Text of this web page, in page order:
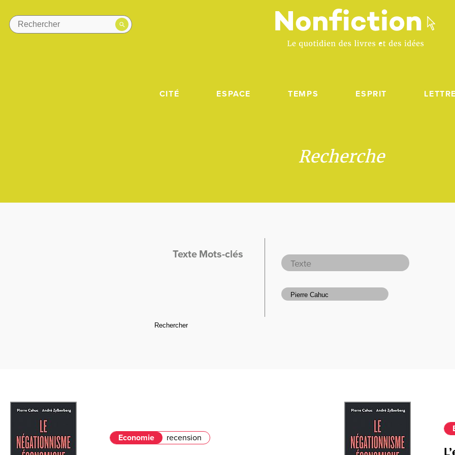
CITÉ ESPACE TEMPS ESPRIT
Recherche
Texte Mots-clés
Economie recension